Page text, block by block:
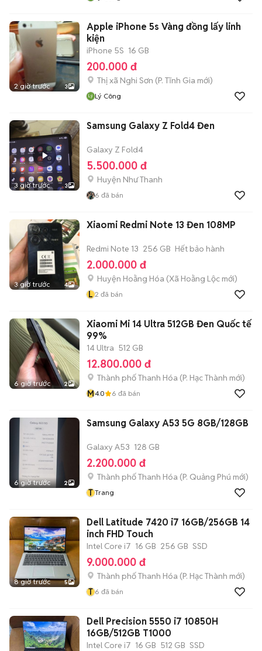
2 giờ trước 3
Apple iPhone 5s Vàng đồng lấy linh
kiện
iPhone 5S 16 GB
200.000 đ
Thị xã Nghi Sơn (P. Tĩnh Gia mới)
Lý Công
3 giờ trước 3
Samsung Galaxy Z Fold4 Đen
Galaxy Z Fold4
5.500.000 đ
Huyện Như Thanh
6 đã bán
3 giờ trước 4
Xiaomi Redmi Note 13 Đen 108MP
Redmi Note 13 256 GB Hết bảo hành
2.000.000 đ
Huyện Hoằng Hóa (Xã Hoằng Lộc mới)
L 2 đã bán
6 giờ trước 2
Xiaomi Mi 14 Ultra 512GB Đen Quốc tế
99%
14 Ultra 512 GB
12.800.000 đ
Thành phố Thanh Hóa (P. Hạc Thành mới)
M4.0 6 đã bán
6 giờ trước 2
Samsung Galaxy A53 5G 8GB/128GB
Galaxy A53 128 GB
2.200.000 đ
Thành phố Thanh Hóa (P. Quảng Phú mới)
T Trang
8 giờ trước 5
Dell Latitude 7420 i7 16GB/256GB 14
inch FHD Touch
Intel Core i7 16 GB 256 GB SSD
9.000.000 đ
Thành phố Thanh Hóa (P. Hạc Thành mới)
T 6 đã bán
Dell Precision 5550 i7 10850H
16GB/512GB T1000
Intel Core i7 16 GB 512 GB SSD